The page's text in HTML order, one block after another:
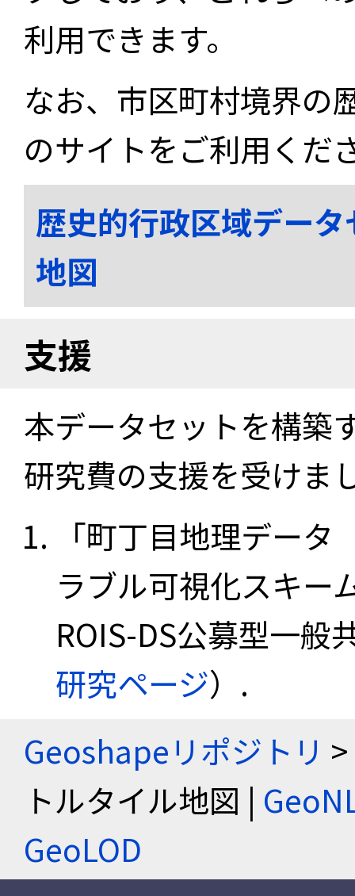
利用できます。
なお、市区町村境界の
のサイトをご利用くだ
歴史的行政区域デー
地図
支援
本データセットを構築
研究費の支援を受けま
「町丁目地理デー
ラブル可視化スキー
ROIS-DS公募型一般
研究ページ）.
Geoshapeリポジトリ
トルタイル地図 |
GeoLOD